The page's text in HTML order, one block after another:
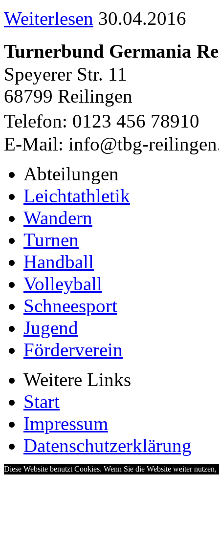
Weiterlesen 30.04.2016
Turnerbund Germania
Speyerer Str. 11
68799 Reilingen
Telefon: 0123 456 78910
E-Mail: info@tbg-
Abteilungen
Leichtathletik
Wandern
Turnen
Handball
Volleyball
Schneesport
Jugend
Förderverein
Weitere Links
Start
Impressum
Datenschutzerklärung
Diese Website benutzt Cookies. Wenn Sie die Website weiter